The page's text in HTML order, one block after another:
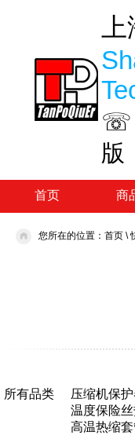
☏
版
首页 商
您所在的位置： 首页 \
所有品类 压缩机保
温度保险
高温热缩